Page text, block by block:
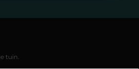
tuin.